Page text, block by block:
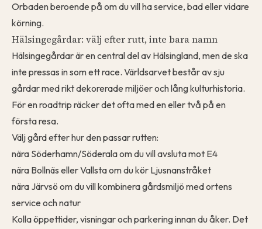
Orbaden beroende på om du vill ha service, bad eller vidare
körning.
Hälsingegårdar: välj efter rutt, inte bara namn
Hälsingegårdar är en central del av Hälsingland, men de ska
inte pressas in som ett race. Världsarvet består av sju
gårdar med rikt dekorerade miljöer och lång kulturhistoria.
För en roadtrip räcker det ofta med en eller två på en
första resa.
Välj gård efter hur den passar rutten:
nära Söderhamn/Söderala om du vill avsluta mot E4
nära Bollnäs eller Vallsta om du kör Ljusnanstråket
nära Järvsö om du vill kombinera gårdsmiljö med ortens
service och natur
Kolla öppettider, visningar och parkering innan du åker. Det